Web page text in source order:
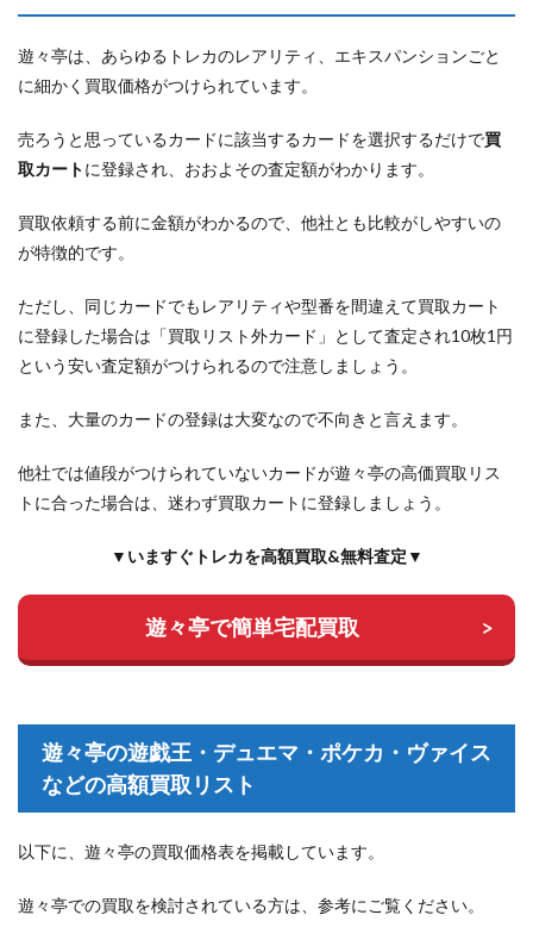
遊々亭は、あらゆるトレカのレアリティ、エキスパンションごと
に細かく買取価格がつけられています。
売ろうと思っているカードに該当するカードを選択するだけで買
取カートに登録され、おおよその査定額がわかります。
買取依頼する前に金額がわかるので、他社とも比較がしやすいの
が特徴的です。
ただし、同じカードでもレアリティや型番を間違えて買取カート
に登録した場合は「買取リスト外カード」として査定され10枚1円
という安い査定額がつけられるので注意しましょう。
また、大量のカードの登録は大変なので不向きと言えます。
他社では値段がつけられていないカードが遊々亭の高価買取リス
トに合った場合は、迷わず買取カートに登録しましょう。
▼いますぐトレカを高額買取&無料査定▼
遊々亭で簡単宅配買取
遊々亭の遊戯王・デュエマ・ポケカ・ヴァイス
などの高額買取リスト
以下に、遊々亭の買取価格表を掲載しています。
遊々亭での買取を検討されている方は、参考にご覧ください。